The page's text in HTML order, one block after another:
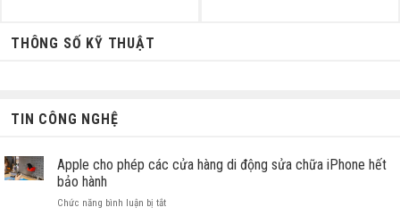
THÔNG SỐ KỸ THUẬT
TIN CÔNG NGHỆ
Apple cho phép các cửa hàng di động sửa chữa iPhone hết
bảo hành
Chức năng bình luận bị tắtở